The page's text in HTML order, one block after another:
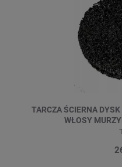
TARCZA ŚCIERNA
WŁOSY